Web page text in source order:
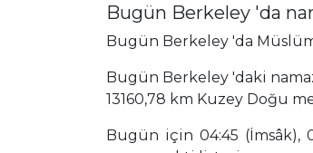
Bugün Berkeley 'da
Bugün Berkeley 'da
Bugün Berkeley 'daki
13160,78 km Kuzey Doğu
Bugün için 04:45 (İmsâk),